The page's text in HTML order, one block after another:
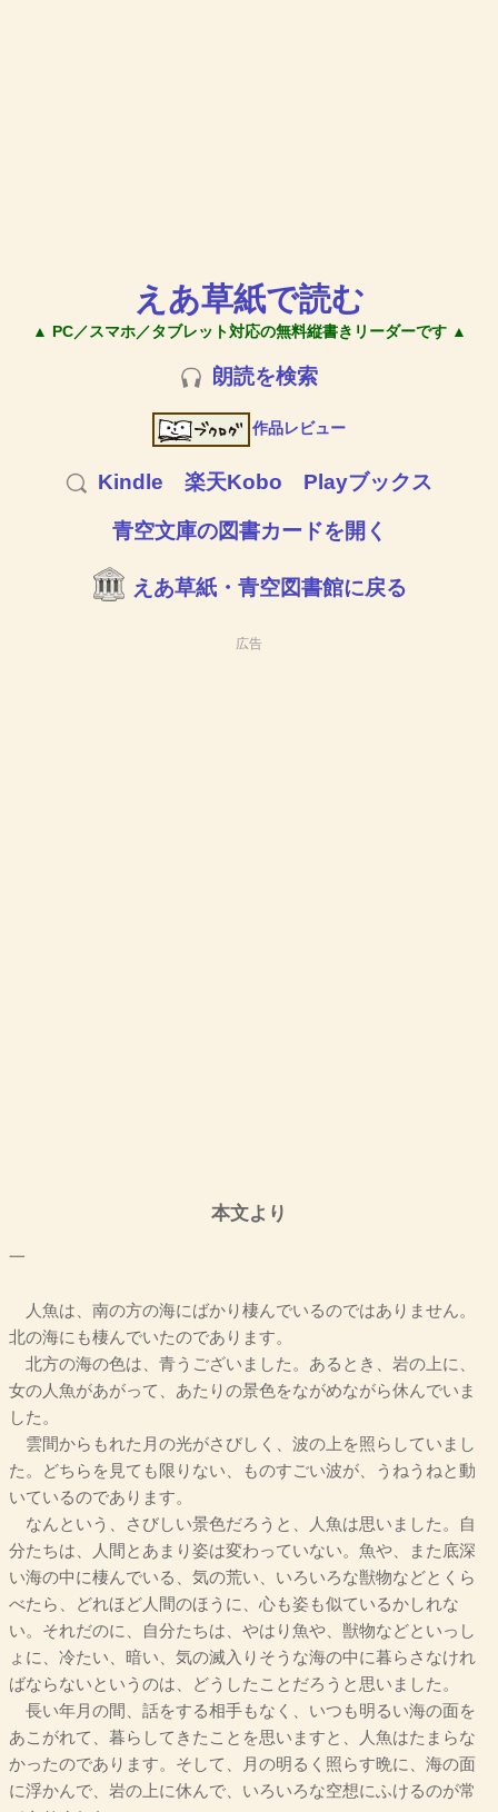
えあ草紙で読む
▲ PC／スマホ／タブレット対応の無料縦書きリーダーです ▲
朗読を検索
作品レビュー
Kindle 楽天Kobo Playブックス
青空文庫の図書カードを開く
えあ草紙・青空図書館に戻る
広告
本文より
一
人魚は、南の方の海にばかり棲んでいるのではありません。
北の海にも棲んでいたのであります。
北方の海の色は、青うございました。あるとき、岩の上に、
女の人魚があがって、あたりの景色をながめながら休んでいま
した。
雲間からもれた月の光がさびしく、波の上を照らしていまし
た。どちらを見ても限りない、ものすごい波が、うねうねと動
いているのであります。
なんという、さびしい景色だろうと、人魚は思いました。自
分たちは、人間とあまり姿は変わっていない。魚や、また底深
い海の中に棲んでいる、気の荒い、いろいろな獣物などとくら
べたら、どれほど人間のほうに、心も姿も似ているかしれな
い。それだのに、自分たちは、やはり魚や、獣物などといっし
ょに、冷たい、暗い、気の滅入りそうな海の中に暮らさなけれ
ばならないというのは、どうしたことだろうと思いました。
長い年月の間、話をする相手もなく、いつも明るい海の面を
あこがれて、暮らしてきたことを思いますと、人魚はたまらな
かったのであります。そして、月の明るく照らす晩に、海の面
に浮かんで、岩の上に休んで、いろいろな空想にふけるのが常